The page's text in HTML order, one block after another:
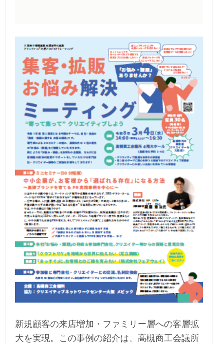
新規顧客の来店増加・ファミリー層への客層拡
大を実現。この事例の紹介は、高槻商工会議所